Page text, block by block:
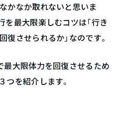
かなか取れないと思いま
を最大限楽しむコツは「行き
させられるか」なのです。
最大限体力を回復させるため
つを紹介します。